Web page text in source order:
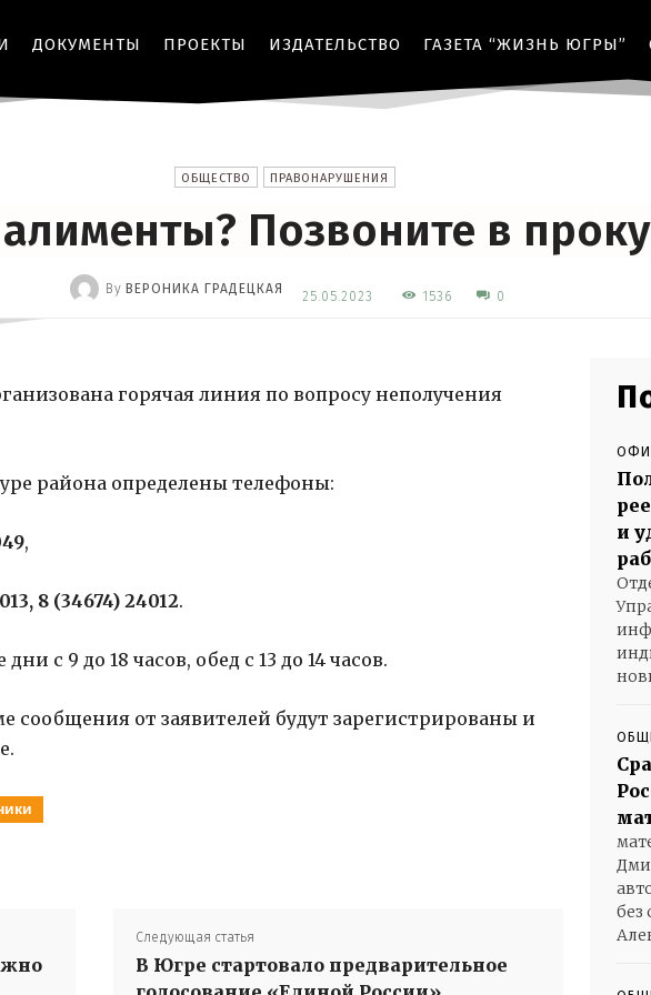
ДОКУМЕНТЫ ПРОЕКТЫ ИЗДАТЕЛЬСТВО ГАЗЕТА “ЖИЗНЬ ЮГРЫ”
ОБЩЕСТВО ПРАВОНАРУШЕНИЯ
Позвоните в
By ВЕРОНИКА ГРАДЕЦКАЯ 25.05.2023 1536 0
горячая линия по вопросу неполучения
района определены телефоны:
,
8 (34674) 24012.
с 9 до 18 часов, обед с 13 до 14 часов.
от заявителей будут зарегистрированы и
Следующая статья
В Югре стартовало предварительное
и
без